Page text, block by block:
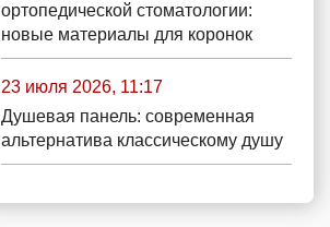
ортопедической стоматологии:
новые материалы для коронок
23 июля 2026, 11:17
Душевая панель: современная
альтернатива классическому душу